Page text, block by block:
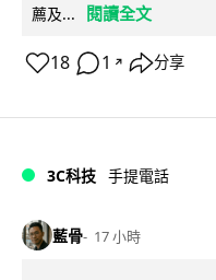
薦及...
閱讀全文
18 1 ↗ 分享
3C科技 手提電話
藍骨 17 小時